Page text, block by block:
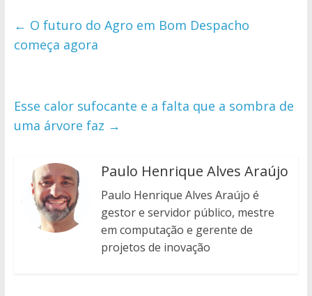
← O futuro do Agro em Bom Despacho
começa agora
Esse calor sufocante e a falta que a sombra de
uma árvore faz →
Paulo Henrique Alves Araújo
Paulo Henrique Alves Araújo é
gestor e servidor público, mestre
em computação e gerente de
projetos de inovação